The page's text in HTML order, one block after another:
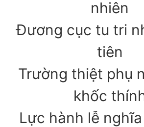
nhiên
Đương cục tu tri
tiên
Trường thiệt phụ
khốc
Lực hành lễ